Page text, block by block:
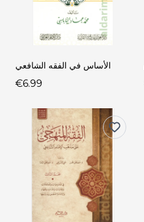
الأساس في الفقه الشافعي
€6.99